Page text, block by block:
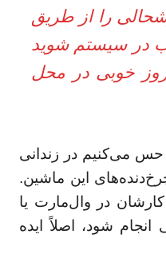
را از طریق
در سیستم شوید
روز خوبی در محل
حس می‌کنیم در زندانی
این ماشین.
در وال‌مارت یا
شود، اصلاً ایده